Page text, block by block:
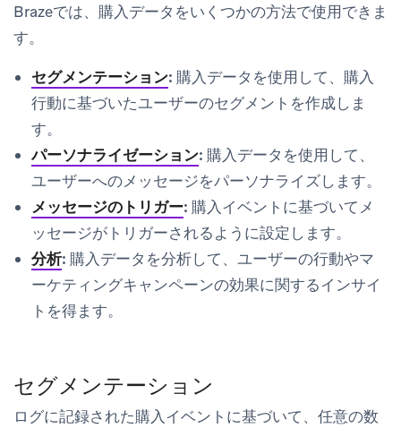
Brazeでは、購入データをいくつかの方法で使用できま
す。
セグメンテーション: 購入データを使用して、購入
行動に基づいたユーザーのセグメントを作成しま
す。
パーソナライゼーション: 購入データを使用して、
ユーザーへのメッセージをパーソナライズします。
メッセージのトリガー: 購入イベントに基づいてメ
ッセージがトリガーされるように設定します。
分析: 購入データを分析して、ユーザーの行動やマ
ーケティングキャンペーンの効果に関するインサイ
トを得ます。
セグメンテーション
ログに記録された購入イベントに基づいて、任意の数